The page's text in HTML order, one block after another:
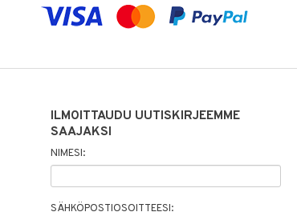
ILMOITTAUDU UUTISKIRJEEMME
SAAJAKSI
NIMESI:
SÄHKÖPOSTIOSOITTEESI: